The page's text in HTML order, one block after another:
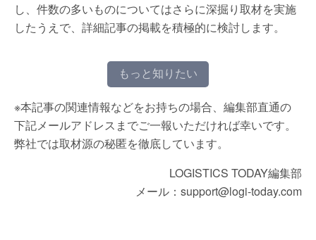
し、件数の多いものについてはさらに深掘り取材を実施
したうえで、詳細記事の掲載を積極的に検討します。
もっと知りたい
※本記事の関連情報などをお持ちの場合、編集部直通の
下記メールアドレスまでご一報いただければ幸いです。
弊社では取材源の秘匿を徹底しています。
LOGISTICS TODAY編集部
メール：support@logi-today.com